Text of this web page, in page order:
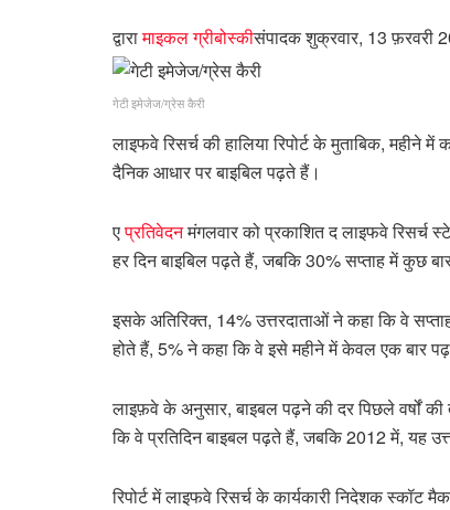
द्वारामाइकल ग्रीबोस्कीसंपादकशुक्रवार, 13 फ़रवरी
गेटी इमेजेज/ग्रेस कैरी
लाइफवे रिसर्च की हालिया रिपोर्ट के मुताबिक,
दैनिक आधार पर बाइबिल पढ़ते हैं।
एप्रतिवेदनमंगलवार को प्रकाशित द लाइफवे रिसर्च
हर दिन बाइबिल पढ़ते हैं, जबकि 30% सप्ताह में कुछ
इसके अतिरिक्त, 14% उत्तरदाताओं ने कहा कि वे
होते हैं, 5% ने कहा कि वे इसे महीने में केवल एक बार
लाइफ़वे के अनुसार, बाइबल पढ़ने की दर पिछले वर्षों
कि वे प्रतिदिन बाइबल पढ़ते हैं, जबकि 2012 में, यह
रिपोर्ट में लाइफवे रिसर्च के कार्यकारी निदेशक